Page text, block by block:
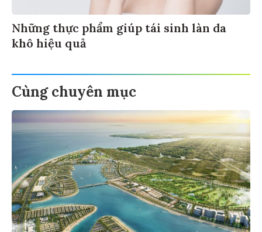
Những thực phẩm giúp tái sinh làn da
khô hiệu quả
Cùng chuyên mục